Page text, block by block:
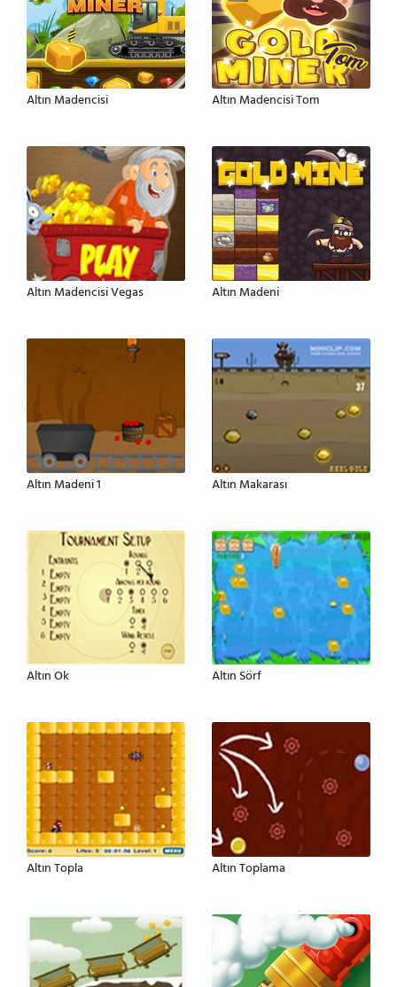
Altın Madencisi Altın Madencisi Tom
Altın Madencisi Vegas Altın Madeni
Altın Madeni 1 Altın Makarası
Altın Ok Altın Sörf
Altın Topla Altın Toplama